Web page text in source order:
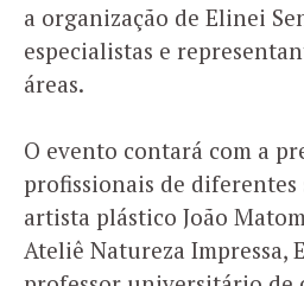
a organização de Elinei
especialistas e
áreas.
O evento contará com a
profissionais de diferentes
artista plástico João
Ateliê Natureza Impressa,